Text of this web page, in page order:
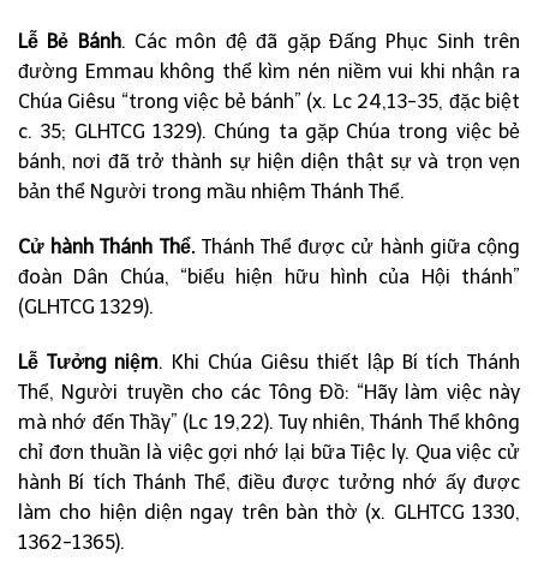
Lễ Bẻ Bánh. Các môn đệ đã gặp Đấng Phục Sinh trên
đường Emmau không thể kìm nén niềm vui khi nhận ra
Chúa Giêsu “trong việc bẻ bánh” (x. Lc 24,13-35, đặc biệt
c. 35; GLHTCG 1329). Chúng ta gặp Chúa trong việc bẻ
bánh, nơi đã trở thành sự hiện diện thật sự và trọn vẹn
bản thể Người trong mầu nhiệm Thánh Thể.
Cử hành Thánh Thể.Thánh Thể được cử hành giữa cộng
đoàn Dân Chúa, “biểu hiện hữu hình của Hội thánh”
(GLHTCG 1329).
Lễ Tưởng niệm. Khi Chúa Giêsu thiết lập Bí tích Thánh
Thể, Người truyền cho các Tông Đồ: “Hãy làm việc này
mà nhớ đến Thầy” (Lc 19,22). Tuy nhiên, Thánh Thể không
chỉ đơn thuần là việc gợi nhớ lại bữa Tiệc ly. Qua việc cử
hành Bí tích Thánh Thể, điều được tưởng nhớ ấy được
làm cho hiện diện ngay trên bàn thờ (x. GLHTCG 1330,
1362-1365).